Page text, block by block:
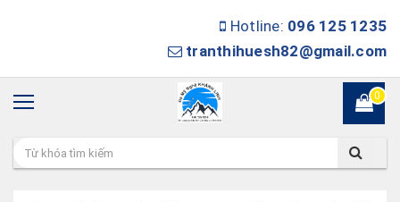
Hotline: 096 125 1235
tranthihuesh82@gmail.com
0